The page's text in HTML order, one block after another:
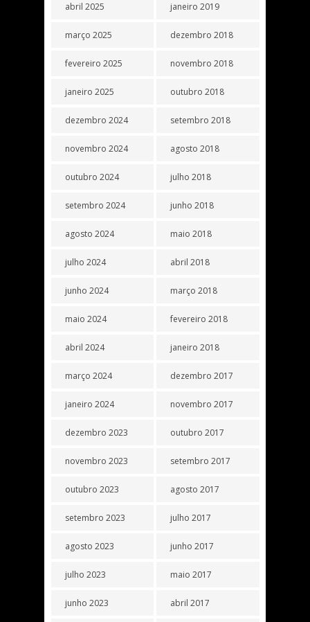
abril 2025
março 2025
fevereiro 2025
janeiro 2025
dezembro 2024
novembro 2024
outubro 2024
setembro 2024
agosto 2024
julho 2024
junho 2024
maio 2024
abril 2024
março 2024
janeiro 2024
dezembro 2023
novembro 2023
outubro 2023
setembro 2023
agosto 2023
julho 2023
junho 2023
janeiro 2019
dezembro 2018
novembro 2018
outubro 2018
setembro 2018
agosto 2018
julho 2018
junho 2018
maio 2018
abril 2018
março 2018
fevereiro 2018
janeiro 2018
dezembro 2017
novembro 2017
outubro 2017
setembro 2017
agosto 2017
julho 2017
junho 2017
maio 2017
abril 2017